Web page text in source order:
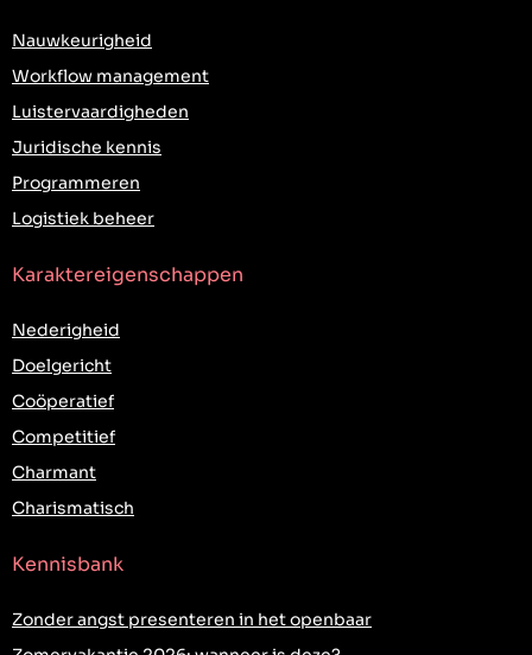
Nauwkeurigheid
Workflow management
Luistervaardigheden
Juridische kennis
Programmeren
Logistiek beheer
Karaktereigenschappen
Nederigheid
Doelgericht
Coöperatief
Competitief
Charmant
Charismatisch
Kennisbank
Zonder angst presenteren in het openbaar